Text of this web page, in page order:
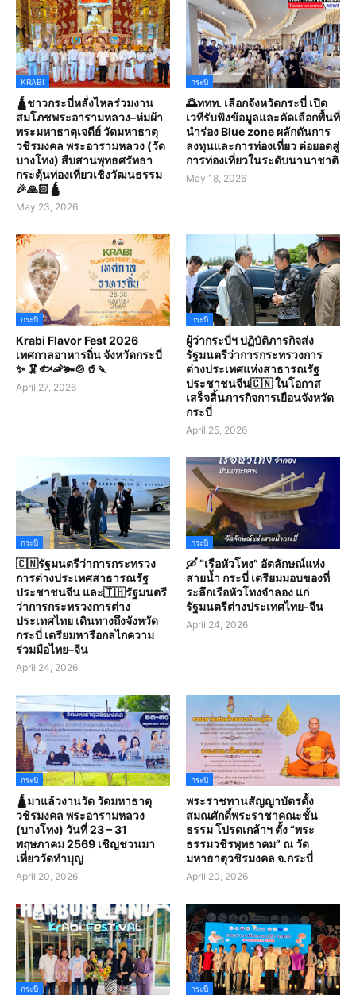
KRABI
🛕ชาวกระบี่หลั่งไหลร่วมงาน
สมโภชพระอารามหลวง–ห่มผ้า
พระมหาธาตุเจดีย์ วัดมหาธาตุ
วชิรมงคล พระอารามหลวง (วัด
บางโทง) สืบสานพุทธศรัทธา
กระตุ้นท่องเที่ยวเชิงวัฒนธรรม
🎉🙏🏻🛕
May 23, 2026
กระบี่
🌅ททท. เลือกจังหวัดกระบี่ เปิด
เวทีรับฟังข้อมูลและคัดเลือกพื้นที่
นำร่อง Blue zone ผลักดันการ
ลงทุนและการท่องเที่ยว ต่อยอดสู่
การท่องเที่ยวในระดับนานาชาติ
May 18, 2026
กระบี่
Krabi Flavor Fest 2026
เทศกาลอาหารถิ่น จังหวัดกระบี่
✨ 🦑🐟🦐🫚🍲🥤🍡
April 27, 2026
กระบี่
ผู้ว่ากระบี่ฯ ปฏิบัติภารกิจส่ง
รัฐมนตรีว่าการกระทรวงการ
ต่างประเทศแห่งสาธารณรัฐ
ประชาชนจีน🇨🇳 ในโอกาส
เสร็จสิ้นภารกิจการเยือนจังหวัด
กระบี่
April 25, 2026
กระบี่
🇨🇳รัฐมนตรีว่าการกระทรวง
การต่างประเทศสาธารณรัฐ
ประชาชนจีน และ🇹🇭รัฐมนตรี
ว่าการกระทรวงการต่าง
ประเทศไทย เดินทางถึงจังหวัด
กระบี่ เตรียมหารือกลไกความ
ร่วมมือไทย–จีน
April 24, 2026
กระบี่
🛶 “เรือหัวโทง” อัตลักษณ์แห่ง
สายน้ำ กระบี่ เตรียมมอบของที่
ระลึกเรือหัวโทงจำลอง แก่
รัฐมนตรีต่างประเทศไทย-จีน
April 24, 2026
กระบี่
🛕มาแล้วงานวัด วัดมหาธาตุ
วชิรมงคล พระอารามหลวง
(บางโทง) วันที่ 23 – 31
พฤษภาคม 2569 เชิญชวนมา
เที่ยววัดทำบุญ
April 20, 2026
กระบี่
พระราชทานสัญญาบัตรตั้ง
สมณศักดิ์พระราชาคณะชั้น
ธรรม โปรดเกล้าฯ ตั้ง “พระ
ธรรมวชิรพุทธาคม” ณ วัด
มหาธาตุวชิรมงคล จ.กระบี่
April 20, 2026
กระบี่ กระบี่